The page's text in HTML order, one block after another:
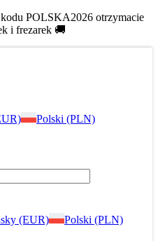
POLSKA2026 otrzymacie
i frezarek 🚚
Polski (PLN)
(EUR) Polski (PLN)